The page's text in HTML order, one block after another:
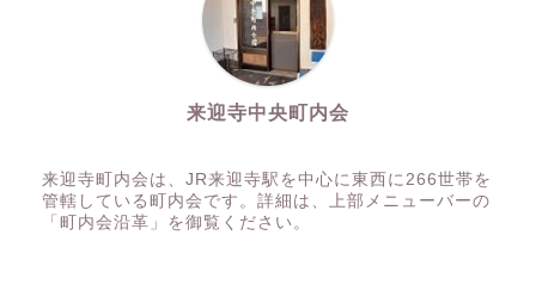
来迎寺中央町内会
来迎寺町内会は、JR来迎寺駅を中心に東西に266世帯を
管轄している町内会です。詳細は、上部メニューバーの
「町内会沿革」を御覧ください。